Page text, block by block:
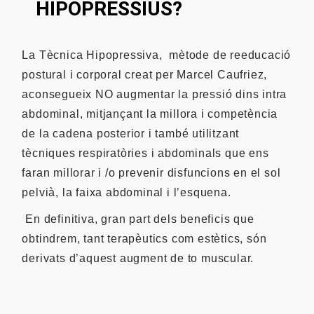
HIPOPRESSIUS?
La Tècnica Hipopressiva,
mètode de reeducació
postural i corporal creat per Marcel Caufriez,
aconsegueix NO augmentar la pressió dins intra
abdominal, mitjançant la millora i competència
de la cadena posterior i també utilitzant
tècniques respiratòries i abdominals que ens
faran millorar i /o prevenir disfuncions en el sol
pelvià, la faixa abdominal i l’esquena.
En definitiva, gran part dels beneficis que
obtindrem, tant terapèutics com estètics, són
derivats d’aquest augment de to muscular.